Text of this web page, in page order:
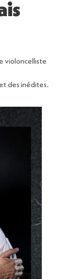
violoncelliste
des inédites.